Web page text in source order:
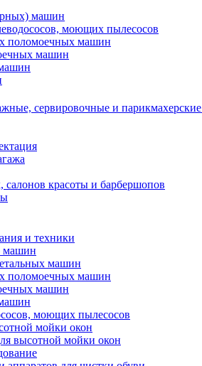
машин
моющих пылесосов
поломоечных машин
машин
сервировочные и
салонов красоты и барбершопов
и техники
машин
машин
поломоечных машин
машин
моющих пылесосов
мойки окон
высотной мойки окон